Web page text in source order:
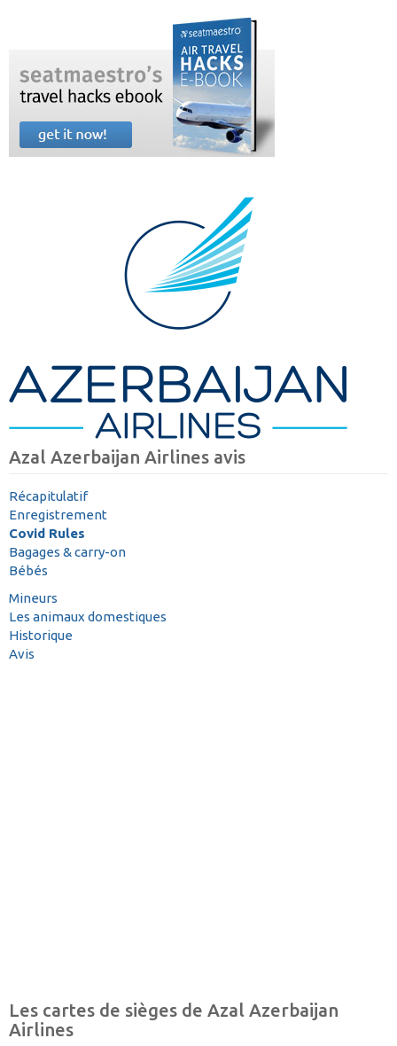
Azal Azerbaijan Airlines avis
Récapitulatif
Enregistrement
Covid Rules
Bagages & carry-on
Bébés
Mineurs
Les animaux domestiques
Historique
Avis
Les cartes de sièges de Azal Azerbaijan
Airlines